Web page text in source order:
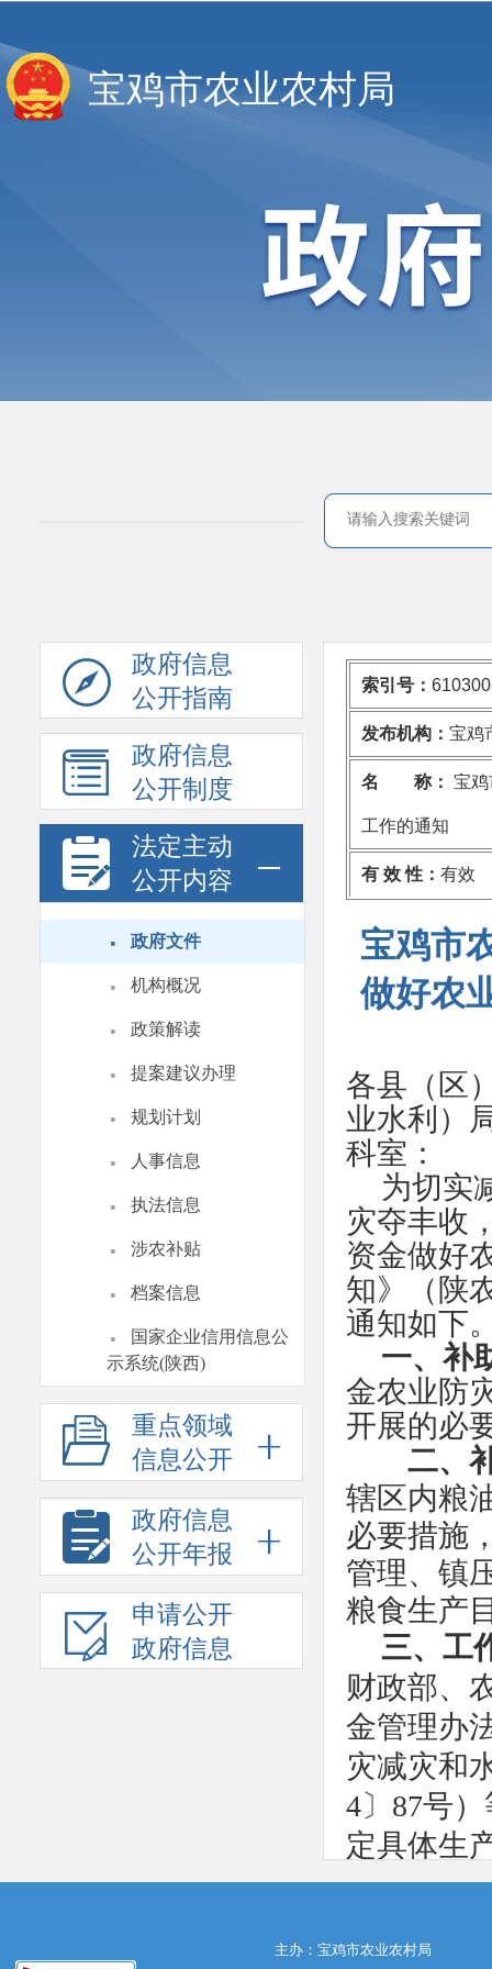
宝鸡市农业农村局
政府信息
公开指南
政府信息
公开制度
法定主动
公开内容
· 政府文件
· 机构概况
· 政策解读
· 提案建议办理
· 规划计划
· 人事信息
· 执法信息
· 涉农补贴
· 档案信息
·
国家企业信用信息公
示系统(陕西)
重点领域
信息公开
政府信息
公开年报
申请公开
政府信息
索引号：
发布机构： 宝鸡
名 称： 宝
工作的通知
有 效 性： 有效
宝鸡市
做好农
各县（区
业水利）
科室：
为切实
灾夺丰收
资金做好
知》（陕
通知如
一、补
金农业防
开展的必
二、
辖区内粮
必要措施
管理、镇
粮食生
三、工
财政部、
金管理办
灾减灾和
4〕87号
定具体生
灾，尽快
主办：宝鸡市农业农村局